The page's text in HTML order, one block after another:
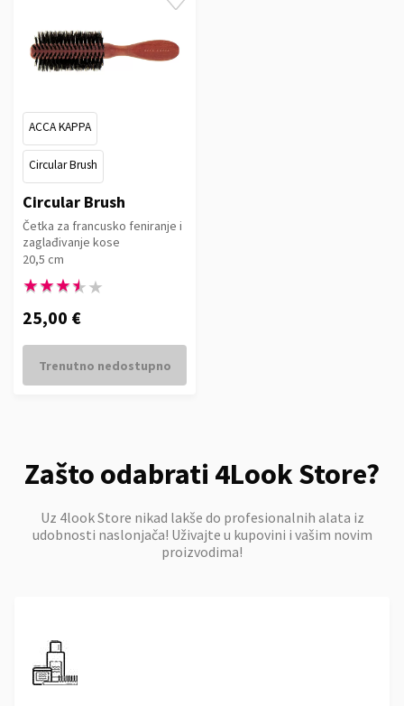
ACCA KAPPA
Circular Brush
Circular Brush
Četka za francusko feniranje i
zaglađivanje kose
20,5 cm
★★★★★
★★★★★
25,00 €
Trenutno nedostupno
Zašto odabrati 4Look Store?
Uz 4look Store nikad lakše do profesionalnih alata iz
udobnosti naslonjača! Uživajte u kupovini i vašim novim
proizvodima!